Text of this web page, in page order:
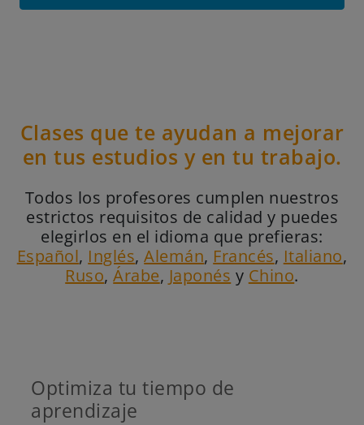
Clases que te ayudan a mejorar
en tus estudios y en tu trabajo.
Todos los profesores cumplen nuestros
estrictos requisitos de calidad y puedes
elegirlos en el idioma que prefieras:
Español, Inglés,Alemán, Francés, Italiano,
Ruso,Árabe, Japonés y Chino.
Optimiza tu tiempo de
aprendizaje